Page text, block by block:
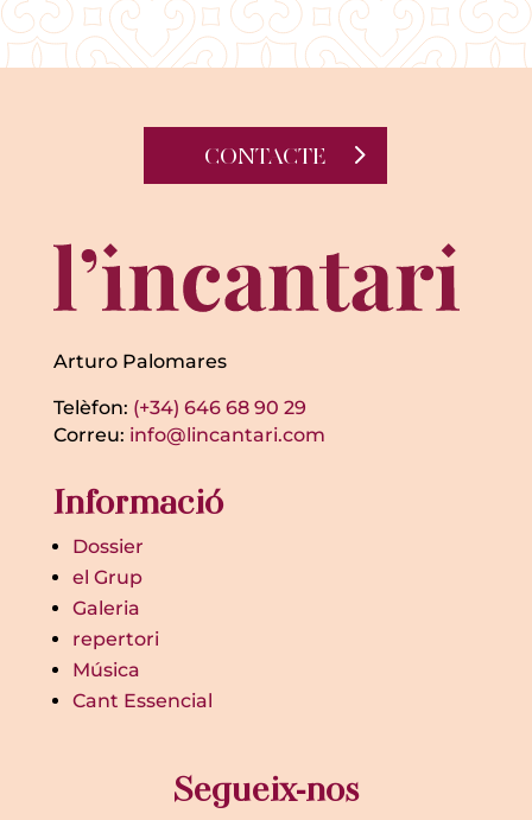
CONTACTE
Arturo Palomares
Telèfon: (+34) 646 68 90 29
Correu: info@lincantari.com
Informació
Dossier
el Grup
Galeria
repertori
Música
Cant Essencial
Segueix-nos